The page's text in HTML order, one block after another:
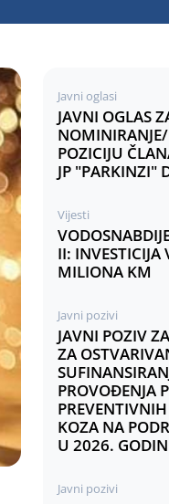
Javni oglasi
JAVNI OGLAS
POZICIJU
JP "PARKINZI"
Vijesti
II: INVESTICIJA
MILIONA KM
Javni pozivi
JAVNI POZIV
ZA
PROVOĐENJA
KOZA NA
U 2026.
Javni pozivi